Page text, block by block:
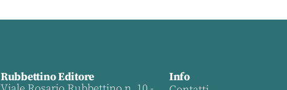
Rubbettino Editore
Info